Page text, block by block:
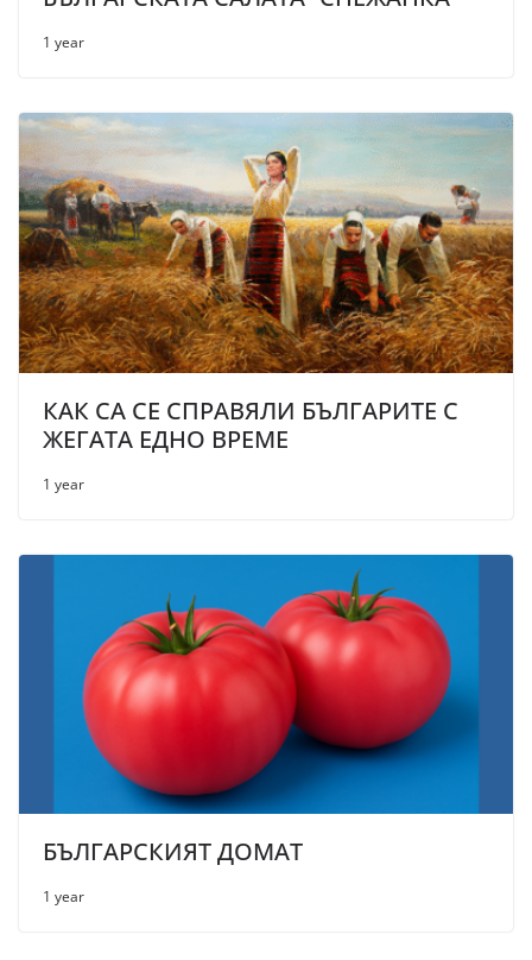
1 year
КАК СА СЕ СПРАВЯЛИ БЪЛГАРИТЕ С
ЖЕГАТА ЕДНО ВРЕМЕ
1 year
БЪЛГАРСКИЯТ ДОМАТ
1 year